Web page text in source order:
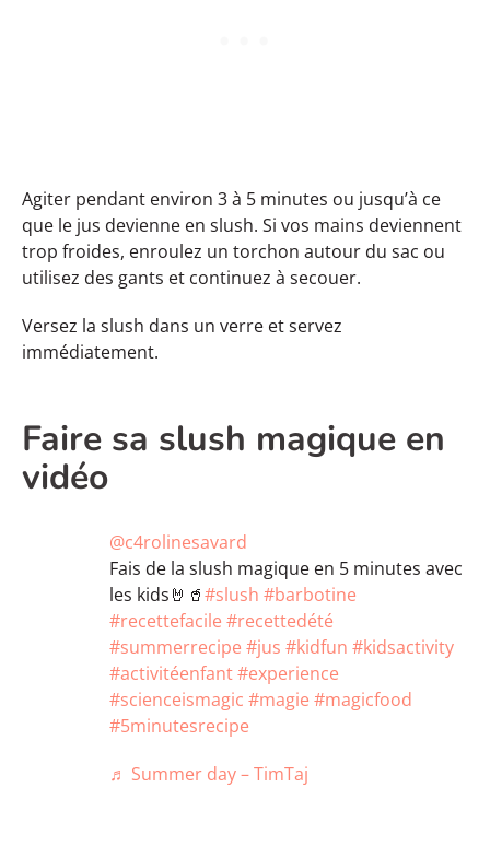
Agiter pendant environ 3 à 5 minutes ou jusqu’à ce
que le jus devienne en slush. Si vos mains deviennent
trop froides, enroulez un torchon autour du sac ou
utilisez des gants et continuez à secouer.
Versez la slush dans un verre et servez
immédiatement.
Faire sa slush magique en
vidéo
@c4rolinesavard
Fais de la slush magique en 5 minutes avec
les kids🤘🥤#slush #barbotine
#recettefacile #recettedété
#summerrecipe #jus #kidfun #kidsactivity
#activitéenfant#experience
#scienceismagic #magie #magicfood
#5minutesrecipe
♬ Summer day – TimTaj